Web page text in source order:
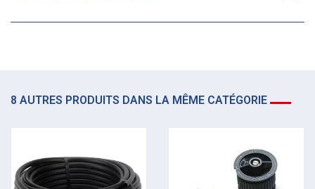
8 AUTRES PRODUITS DANS LA MÊME CATÉGORIE